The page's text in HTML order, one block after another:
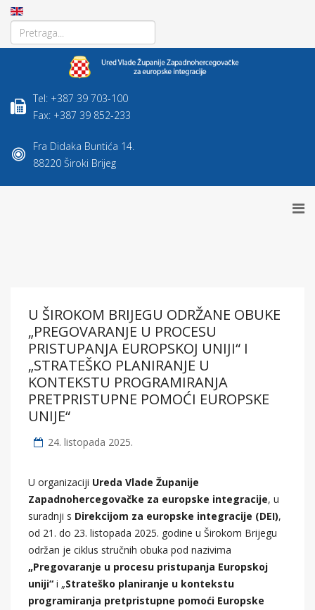
Tel: +387 39 703-100
Fax: +387 39 852-233
Fra Didaka Buntića 14.
88220 Široki Brijeg
U ŠIROKOM BRIJEGU ODRŽANE OBUKE
„PREGOVARANJE U PROCESU
PRISTUPANJA EUROPSKOJ UNIJI“ I
„STRATEŠKO PLANIRANJE U
KONTEKSTU PROGRAMIRANJA
PRETPRISTUPNE POMOĆI EUROPSKE
UNIJE“
24. listopada 2025.
U organizaciji Ureda Vlade Županije
Zapadnohercegovačke za europske integracije, u
suradnji s Direkcijom za europske integracije (DEI),
od 21. do 23. listopada 2025. godine u Širokom Brijegu
održan je ciklus stručnih obuka pod nazivima
„Pregovaranje u procesu pristupanja Europskoj
uniji“ i „Strateško planiranje u kontekstu
programiranja pretpristupne pomoći Europske